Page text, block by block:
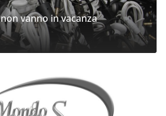
vanno in vacanza